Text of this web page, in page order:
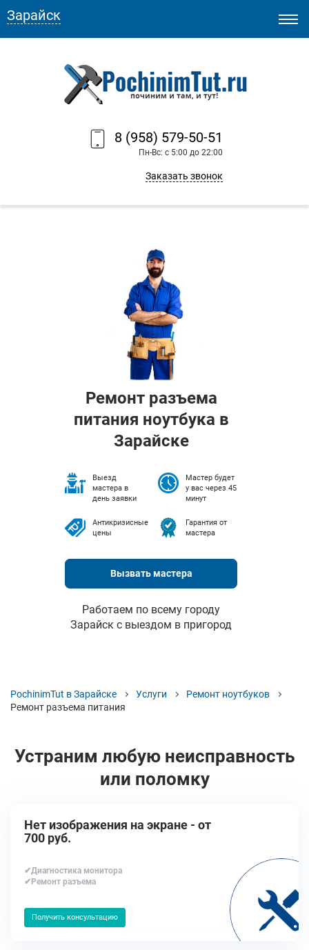
8 (958) 579-50-51
Пн-Вс: с 5:00 до 22:00
Заказать звонок
Зарайск
Ремонт разъема
питания ноутбука в
Зарайске
Выезд
мастера в
день заявки
Мастер будет
у вас через 45
минут
Антикризисные
цены
Гарантия от
мастера
Вызвать мастера
Работаем по всему городу
Зарайск с выездом в пригород
PochinimTut в Зарайске Услуги
Ремонт ноутбуков
Ремонт разъема питания
Устраним любую неисправность
или поломку
Нет изображения на экране - от
700 руб.
✔Диагностика монитора
✔Ремонт разъема
Получить консультацию